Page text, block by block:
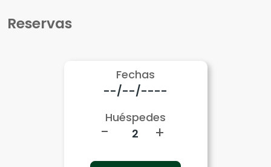
Reservas
Fechas
Huéspedes
- +